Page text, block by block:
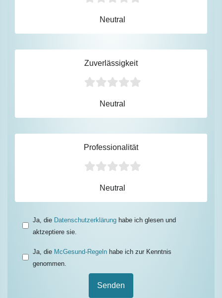
Neutral
Zuverlässigkeit
Neutral
Professionalität
Neutral
Ja, die Datenschutzerklärung habe ich glesen und
aktzeptiere sie.
Ja, die McGesund-Regeln habe ich zur Kenntnis
genommen.
Senden